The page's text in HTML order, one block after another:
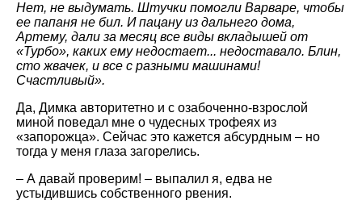
Нет, не выдумать. Штучки помогли Варваре, чтобы
ее папаня не бил. И пацану из дальнего дома,
Артему, дали за месяц все виды вкладышей от
«Турбо», каких ему недостает... недоставало. Блин,
сто жвачек, и все с разными машинами!
Счастливый».
Да, Димка авторитетно и с озабоченно-взрослой
миной поведал мне о чудесных трофеях из
«запорожца». Сейчас это кажется абсурдным – но
тогда у меня глаза загорелись.
– А давай проверим! – выпалил я, едва не
устыдившись собственного рвения.